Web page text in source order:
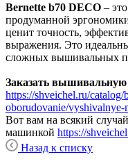
Bernette b70 DECO –
продуманной
ценит точность,
выражения. Это
сложных вышивальных
Заказать
https://shveichel.ru/
oborudovanie/vyshivalnye-
Вот вам на всякий случай
машинкой https://
Назад к списку